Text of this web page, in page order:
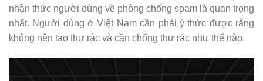
nhận thức người dùng về phòng chống spam là quan trọng
nhất. Người dùng ở Việt Nam cần phải ý thức được rằng
không nên tạo thư rác và cần chống thư rác như thế nào.